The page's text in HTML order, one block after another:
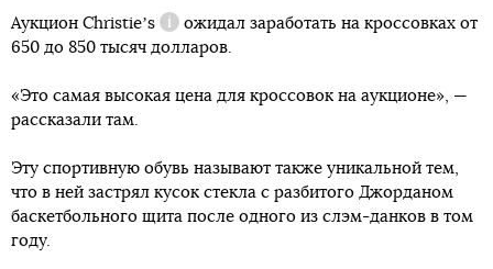
Аукцион Christieʼs
Справка
ожидал заработать на кроссовках от
650 до 850 тысяч долларов.
«Это самая высокая цена для кроссовок на аукционе», —
рассказали там.
Эту спортивную обувь называют также уникальной тем,
что в ней застрял кусок стекла с разбитого Джорданом
баскетбольного щита после одного из слэм-данков в том
году.